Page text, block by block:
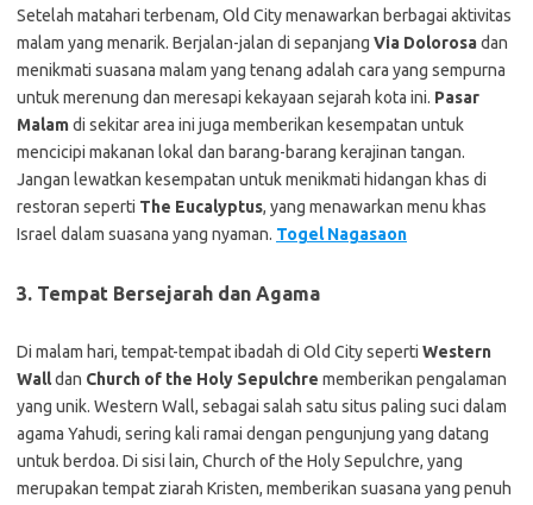
Setelah matahari terbenam, Old City menawarkan berbagai aktivitas
malam yang menarik. Berjalan-jalan di sepanjang Via Dolorosadan
menikmati suasana malam yang tenang adalah cara yang sempurna
untuk merenung dan meresapi kekayaan sejarah kota ini. Pasar
Malamdi sekitar area ini juga memberikan kesempatan untuk
mencicipi makanan lokal dan barang-barang kerajinan tangan.
Jangan lewatkan kesempatan untuk menikmati hidangan khas di
restoran seperti The Eucalyptus, yang menawarkan menu khas
Israel dalam suasana yang nyaman. Togel Nagasaon
3. Tempat Bersejarah dan Agama
Di malam hari, tempat-tempat ibadah di Old City seperti Western
Walldan Church of the Holy Sepulchre memberikan pengalaman
yang unik. Western Wall, sebagai salah satu situs paling suci dalam
agama Yahudi, sering kali ramai dengan pengunjung yang datang
untuk berdoa. Di sisi lain, Church of the Holy Sepulchre, yang
merupakan tempat ziarah Kristen, memberikan suasana yang penuh